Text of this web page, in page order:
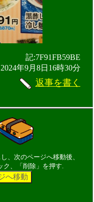
記:7F91FB59BE
2024年9月8日16時30分
返事を書く
、次のページへ移動後、
ク、「削除」を押す.